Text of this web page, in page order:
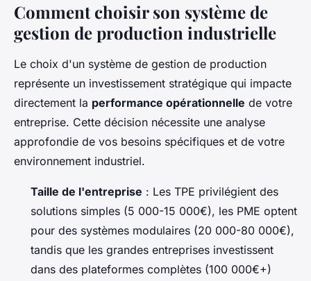
Comment choisir son système de
gestion de production industrielle
Le choix d'un système de gestion de production
représente un investissement stratégique qui impacte
directement la performance opérationnelle de votre
entreprise. Cette décision nécessite une analyse
approfondie de vos besoins spécifiques et de votre
environnement industriel.
Taille de l'entreprise : Les TPE privilégient des
solutions simples (5 000-15 000€), les PME optent
pour des systèmes modulaires (20 000-80 000€),
tandis que les grandes entreprises investissent
dans des plateformes complètes (100 000€+)